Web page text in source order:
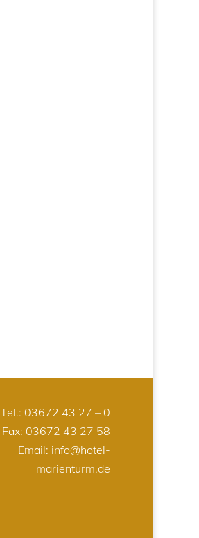
Tel.: 03672 43 27 – 0
Fax: 03672 43 27 58
Email: info@hotel-
marienturm.de